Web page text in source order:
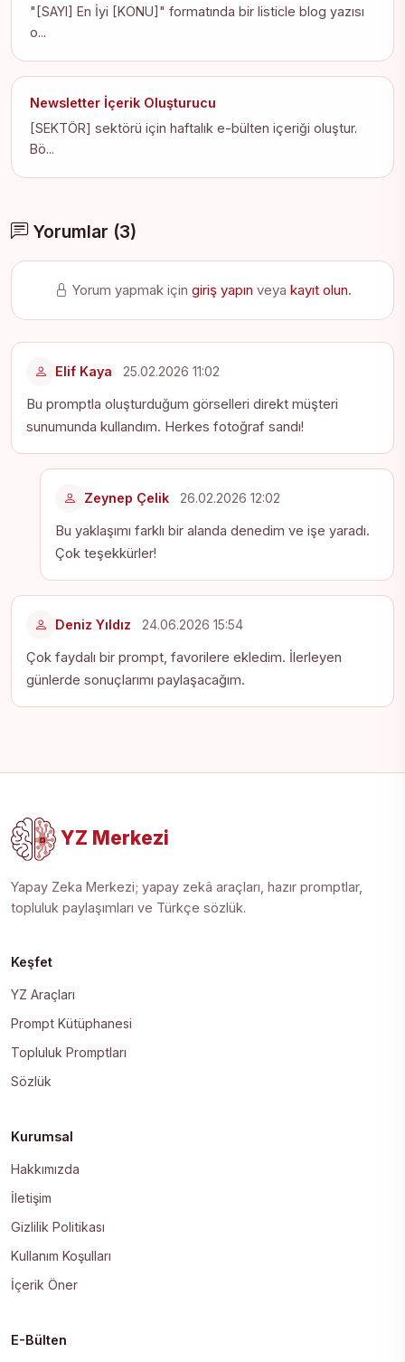
"[SAYI] En İyi [KONU]" formatında bir listicle blog yazısı
o...
Newsletter İçerik Oluşturucu
[SEKTÖR] sektörü için haftalık e-bülten içeriği oluştur.
Bö...
Yorumlar (3)
Yorum yapmak için giriş yapın veya kayıt olun.
Elif Kaya 25.02.2026 11:02
Bu promptla oluşturduğum görselleri direkt müşteri
sunumunda kullandım. Herkes fotoğraf sandı!
Zeynep Çelik 26.02.2026 12:02
Bu yaklaşımı farklı bir alanda denedim ve işe yaradı.
Çok teşekkürler!
Deniz Yıldız 24.06.2026 15:54
Çok faydalı bir prompt, favorilere ekledim. İlerleyen
günlerde sonuçlarımı paylaşacağım.
YZ Merkezi
Yapay Zeka Merkezi; yapay zekâ araçları, hazır promptlar,
topluluk paylaşımları ve Türkçe sözlük.
Keşfet
YZ Araçları
Prompt Kütüphanesi
Topluluk Promptları
Sözlük
Kurumsal
Hakkımızda
İletişim
Gizlilik Politikası
Kullanım Koşulları
İçerik Öner
E-Bülten